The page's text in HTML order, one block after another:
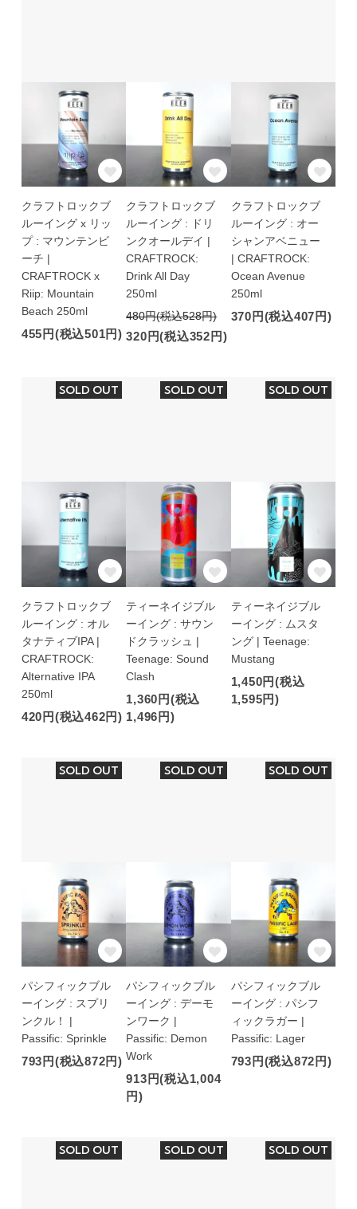
クラフトロックブ
ルーイング x リッ
プ : マウンテンビ
ーチ |
CRAFTROCK x
Riip: Mountain
Beach 250ml
455円(税込501円)
クラフトロックブ
ルーイング : ドリ
ンクオールデイ |
CRAFTROCK:
Drink All Day
250ml
480円(税込528円)
320円(税込352円)
クラフトロックブ
ルーイング : オー
シャンアベニュー
| CRAFTROCK:
Ocean Avenue
250ml
370円(税込407円)
SOLD OUT
クラフトロックブ
ルーイング : オル
タナティブIPA |
CRAFTROCK:
Alternative IPA
250ml
420円(税込462円)
SOLD OUT
ティーネイジブル
ーイング : サウン
ドクラッシュ |
Teenage: Sound
Clash
1,360円(税込
1,496円)
SOLD OUT
ティーネイジブル
ーイング : ムスタ
ング | Teenage:
Mustang
1,450円(税込
1,595円)
SOLD OUT
パシフィックブル
ーイング : スプリ
ンクル！ |
Passific: Sprinkle
793円(税込872円)
SOLD OUT
パシフィックブル
ーイング : デーモ
ンワーク |
Passific: Demon
Work
913円(税込1,004
円)
SOLD OUT
パシフィックブル
ーイング : パシフ
ィックラガー |
Passific: Lager
793円(税込872円)
SOLD OUT SOLD OUT SOLD OUT